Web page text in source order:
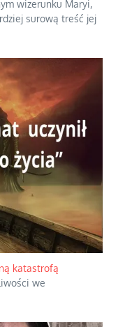
wizerunku Maryi,
surową treść jej
katastrofą
we